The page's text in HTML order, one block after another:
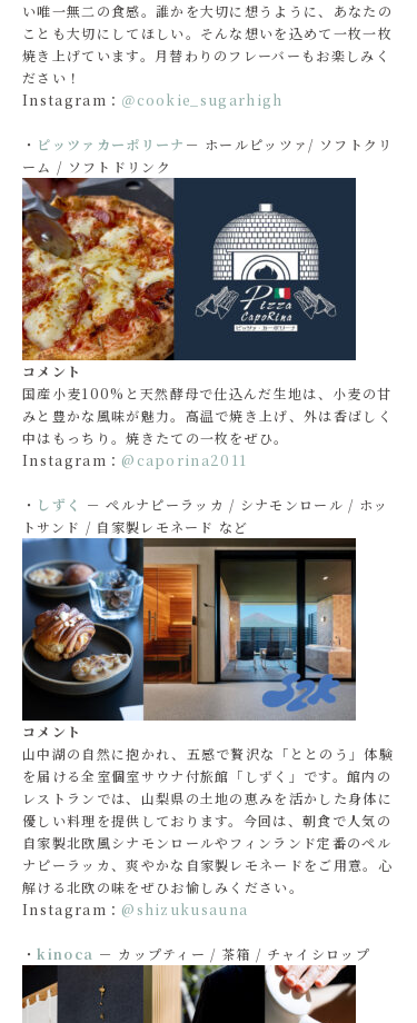
い唯一無二の食感。誰かを大切に想うように、あなたの
ことも大切にしてほしい。そんな想いを込めて一枚一枚
焼き上げています。月替わりのフレーバーもお楽しみく
ださい！
Instagram： ＠cookie_sugarhigh
・ ピッツァカーポリーナ － ホールピッツァ/ ソフトクリ
ーム / ソフトドリンク
コメント
国産小麦100%と天然酵母で仕込んだ生地は、小麦の甘
みと豊かな風味が魅力。高温で焼き上げ、外は香ばしく
中はもっちり。焼きたての一枚をぜひ。
Instagram： @caporina2011
・ しずく
－ ぺルナピーラッカ / シナモンロール / ホッ
トサンド / 自家製レモネード など
コメント
山中湖の自然に抱かれ、五感で贅沢な「ととのう」体験
を届ける全室個室サウナ付旅館「しずく」です。館内の
レストランでは、山梨県の土地の恵みを活かした身体に
優しい料理を提供しております。今回は、朝食で人気の
自家製北欧風シナモンロールやフィンランド定番のペル
ナピーラッカ、爽やかな自家製レモネードをご用意。心
解ける北欧の味をぜひお愉しみください。
Instagram： @shizukusauna
・kinoca － カップティー / 茶箱 / チャイシロップ